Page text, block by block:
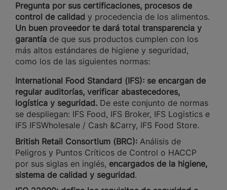
Pregunta por sus certificaciones, procesos de
control de calidad y procedencia de los alimentos.
Un buen proveedor te dará total transparencia y
garantía de que sus productos cumplen con los
más altos estándares de higiene y seguridad,
como los de las siguientes normas:
International Food Standard (IFS): se encargan de
regular auditorías, verificar abastecedores,
logística y seguridad. De este conjunto de normas
se despliegan: IFS Food, IFS Broker, IFS Logistics e
IFS IFSWholesale / Cash &Carry, IFS Food Store.
British Retail Consortium (BRC): Análisis de
Peligros y Puntos Críticos de Control o HACCP
por sus siglas en inglés, encargados de la higiene,
sistema de calidad y seguridad.